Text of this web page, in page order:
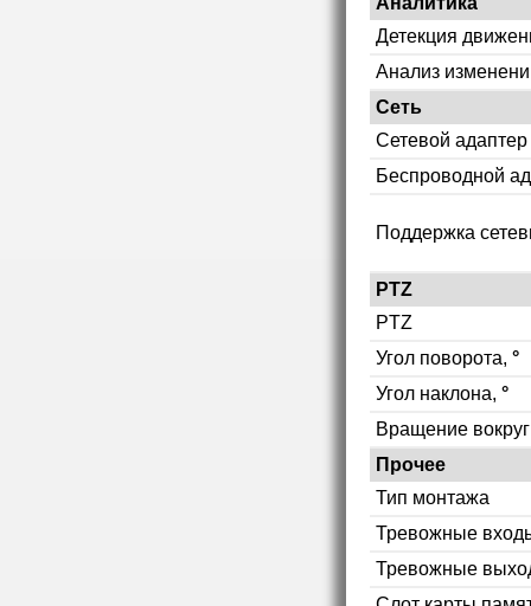
Детекция
Анализ
Сеть
Сетевой адаптер
Беспроводной
Поддержка
PTZ
PTZ
Угол поворота, °
Угол наклона, °
Вращение
Прочее
Тип монтажа
Тревожные
Тревожные